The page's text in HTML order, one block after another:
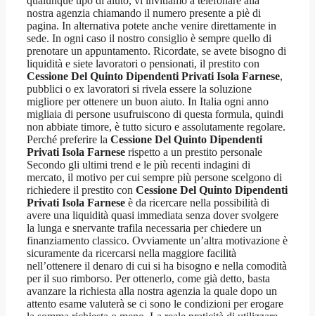
nostra agenzia chiamando il numero presente a piè di
pagina. In alternativa potete anche venire direttamente in
sede. In ogni caso il nostro consiglio è sempre quello di
prenotare un appuntamento. Ricordate, se avete bisogno di
liquidità e siete lavoratori o pensionati, il prestito con
Cessione Del Quinto Dipendenti Privati Isola Farnese,
pubblici o ex lavoratori si rivela essere la soluzione
migliore per ottenere un buon aiuto. In Italia ogni anno
migliaia di persone usufruiscono di questa formula, quindi
non abbiate timore, è tutto sicuro e assolutamente regolare.
Perché preferire la Cessione Del Quinto Dipendenti
Privati Isola Farnese rispetto a un prestito personale
Secondo gli ultimi trend e le più recenti indagini di
mercato, il motivo per cui sempre più persone scelgono di
richiedere il prestito con Cessione Del Quinto Dipendenti
Privati Isola Farnese è da ricercare nella possibilità di
avere una liquidità quasi immediata senza dover svolgere
la lunga e snervante trafila necessaria per chiedere un
finanziamento classico. Ovviamente un’altra motivazione è
sicuramente da ricercarsi nella maggiore facilità
nell’ottenere il denaro di cui si ha bisogno e nella comodità
per il suo rimborso. Per ottenerlo, come già detto, basta
avanzare la richiesta alla nostra agenzia la quale dopo un
attento esame valuterà se ci sono le condizioni per erogare